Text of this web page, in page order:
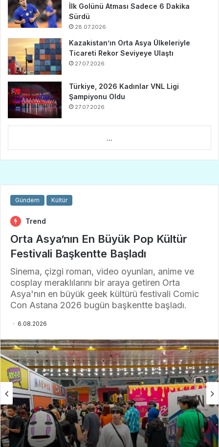
İlk Golünü Atması Sadece 6 Dakika
Sürdü
28.07.2026
Kazakistan’ın Orta Asya Ülkeleriyle
Ticareti Rekor Seviyeye Ulaştı
27.07.2026
Türkiye, 2026 Kadınlar VNL Ligi
Şampiyonu Oldu
27.07.2026
...